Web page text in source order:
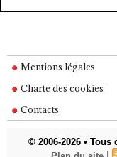
Mentions légales
Charte des cookies
Contacts
© 2006-2026 •